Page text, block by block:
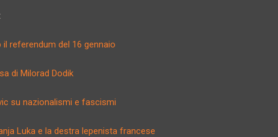
referendum del 16 gennaio
di Milorad Dodik
su nazionalismi e fascismi
Luka e la destra lepenista francese